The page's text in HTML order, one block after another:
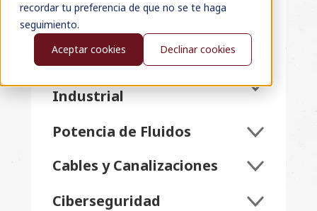
recordar tu preferencia de que no se te haga
seguimiento.
Aceptar cookies
Declinar cookies
Categorías
Todos
Industrial
Potencia de Fluidos
Cables y Canalizaciones
Ciberseguridad